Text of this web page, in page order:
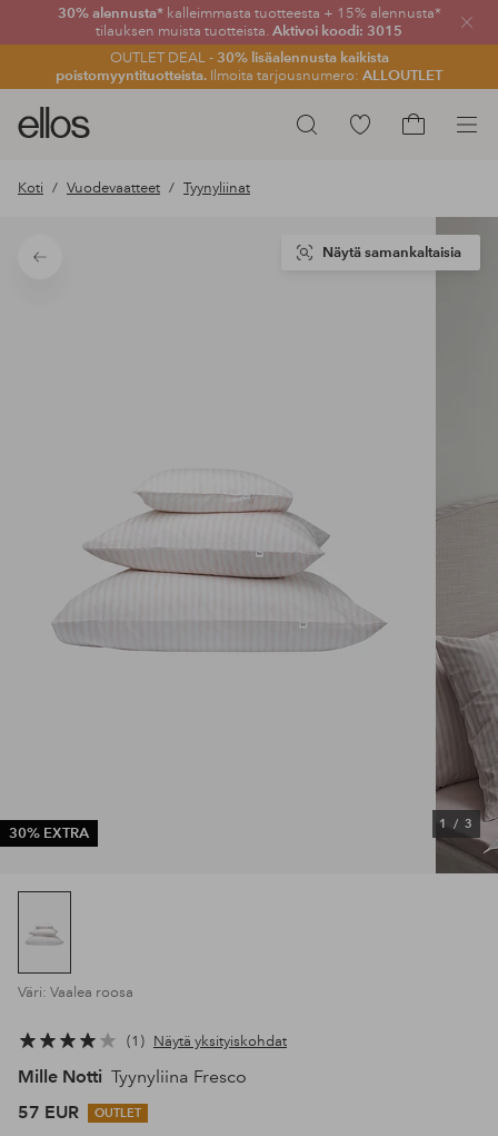
30% alennusta*kalleimmasta tuotteesta + 15% alennusta*
tilauksen muista tuotteista. Aktivoi koodi: 3015
OUTLET DEAL -30% lisäalennusta kaikista
poistomyyntituotteista. Ilmoita tarjousnumero: ALLOUTLET
Sulje
Hae
Ellos-
logo
siirry
Siirry
Koti Vuodevaatteet Tyynyliinat
Takaisin
30% EXTRA
1 / 3
Näytä samankaltaisia
Väri: Vaalea roosa
1 Näytä yksityiskohdat
Mille Notti Tyynyliina Fresco
57 EUR
OUTLET